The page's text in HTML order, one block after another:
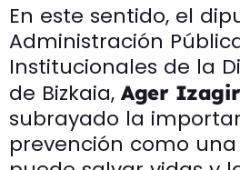
En este sentido, el
Administración
Institucionales de la
de Bizkaia, Ager
subrayado la
prevención como